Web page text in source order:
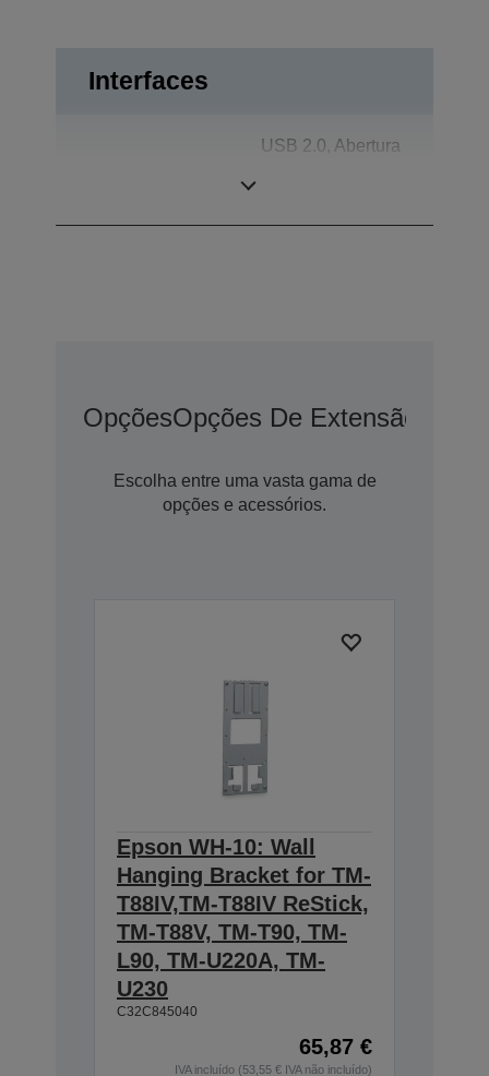
Interfaces
USB 2.0, Abertura
OpçõesOpções De Extensão De
Escolha entre uma vasta gama de
opções e acessórios.
Epson WH-10: Wall
Hanging Bracket for TM-
T88IV,TM-T88IV ReStick,
TM-T88V, TM-T90, TM-
L90, TM-U220A, TM-
U230
C32C845040
65,87 €
IVA incluído (53,55 € IVA não incluído)